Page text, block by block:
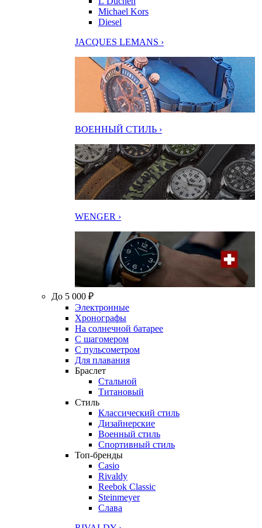
Michael Kors
Diesel
JACQUES LEMANS ›
ВОЕННЫЙ СТИЛЬ ›
WENGER ›
До 5 000 ₽
Электронные
Хронографы
На солнечной батарее
С шагомером
С пульсометром
Для плавания
Браслет
Стальной
Титановый
Стиль
Классический стиль
Дизайнерские
Военный стиль
Спортивный стиль
Топ-бренды
Casio
Rivaldy
Reebok Classic
Steinmeyer
Слава